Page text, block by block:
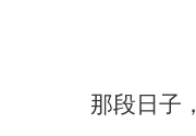
那段日子